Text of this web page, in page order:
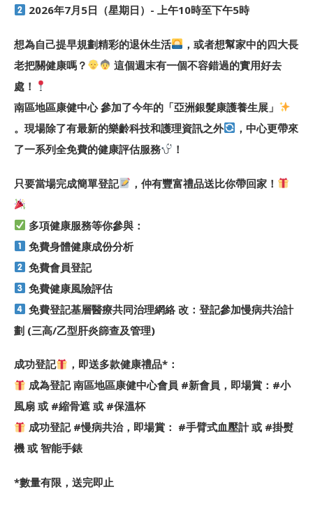
2026年7月5日（星期日）- 上午10時至下午5時
想為自己提早規劃精彩的退休生活
，或者想幫家中的四大長
老把關健康嗎？
這個週末有一個不容錯過的實用好去
處！
南區地區康健中心 參加了今年的「亞洲銀髮康護養生展」
。現場除了有最新的樂齡科技和護理資訊之外
，中心更帶來
了一系列全免費的健康評估服務
！
只要當場完成簡單登記 ，仲有豐富禮品送比你帶回家！
多項健康服務等你參與：
免費身體健康成份分析
免費會員登記
免費健康風險評估
免費登記基層醫療共同治理網絡 改：登記參加慢病共治計
劃 (三高/乙型肝炎篩查及管理)
成功登記
，即送多款健康禮品*：
成為登記 南區地區康健中心會員 #新會員，即場賞：#小
風扇 或 #縮骨遮 或 #保溫杯
成功登記 #慢病共治，即場賞： #手臂式血壓計 或 #掛熨
機 或 智能手錶
*數量有限，送完即止